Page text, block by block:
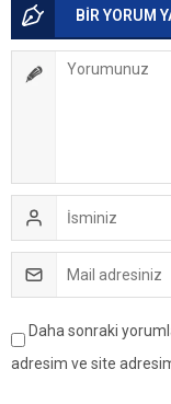
BİR YORUM
Daha sonraki
adresim ve site